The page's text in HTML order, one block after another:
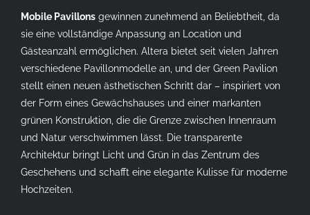
Mobile Pavillons gewinnen zunehmend an Beliebtheit, da
sie eine vollständige Anpassung an Location und
Gästeanzahl ermöglichen. Altera bietet seit vielen Jahren
verschiedene Pavillonmodelle an, und der Green Pavilion
stellt einen neuen ästhetischen Schritt dar – inspiriert von
der Form eines Gewächshauses und einer markanten
grünen Konstruktion, die die Grenze zwischen Innenraum
und Natur verschwimmen lässt. Die transparente
Architektur bringt Licht und Grün in das Zentrum des
Geschehens und schafft eine elegante Kulisse für moderne
Hochzeiten.